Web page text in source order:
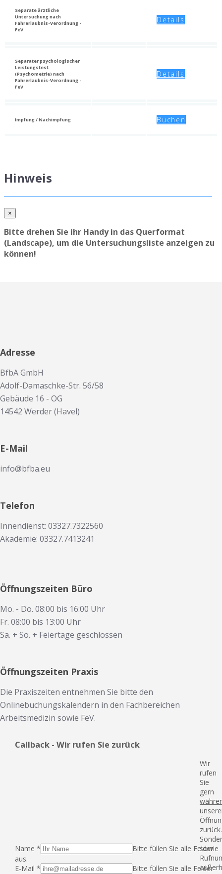
Separate ärztliche
Untersuchung nach
Fahrerlaubnis-Verordnung -
FeV
Details
Separater psychologischer
Leistungstest
(Psychometrie) nach
Fahrerlaubnis-Verordnung -
FeV
Details
Impfung / Nachimpfung Buchen
Hinweis
×
Bitte drehen Sie ihr Handy in das Querformat
(Landscape), um die Untersuchungsliste anzeigen zu
können!
Adresse
BfbA GmbH
Adolf-Damaschke-Str. 56/58
Gebäude 16 - OG
14542 Werder (Havel)
E-Mail
info@bfba.eu
Telefon
Innendienst: 03327.7322560
Akademie: 03327.7413241
Öffnungszeiten Büro
Mo. - Do. 08:00 bis 16:00 Uhr
Fr. 08:00 bis 13:00 Uhr
Sa. + So. + Feiertage geschlossen
Öffnungszeiten Praxis
Die Praxiszeiten entnehmen Sie bitte den
Onlinebuchungskalendern in den Fachbereichen
Arbeitsmedizin sowie FeV.
Callback - Wir rufen Sie zurück
Wir
rufen
Sie
gern
zurück.
sowie
Name *
Bitte füllen Sie alle Felder
aus.
E-Mail *
Bitte füllen Sie alle Felder